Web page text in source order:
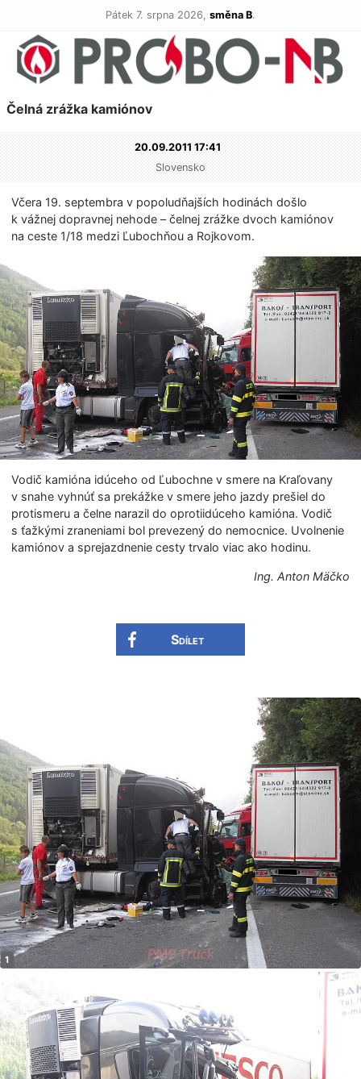
Pátek 7. srpna 2026, směna B.
Čelná zrážka kamiónov
20.09.2011 17:41
Slovensko
Včera 19. septembra v popoludňajších hodinách došlo
k vážnej dopravnej nehode – čelnej zrážke dvoch kamiónov
na ceste 1/18 medzi Ľubochňou a Rojkovom.
Vodič kamióna idúceho od Ľubochne v smere na Kraľovany
v snahe vyhnúť sa prekážke v smere jeho jazdy prešiel do
protismeru a čelne narazil do oprotiidúceho kamióna. Vodič
s ťažkými zraneniami bol prevezený do nemocnice. Uvolnenie
kamiónov a sprejazdnenie cesty trvalo viac ako hodinu.
Ing. Anton Mäčko
Sdílet